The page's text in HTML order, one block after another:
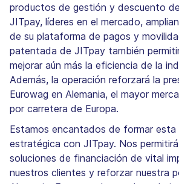
productos de gestión y descuento
JITpay, líderes en el mercado,
de su plataforma de pagos y
patentada de JITpay también
mejorar aún más la eficiencia de la
Además, la operación reforzará la
Eurowag en Alemania, el mayor
por carretera de Europa.
Estamos encantados de formar esta
estratégica con JITpay. Nos
soluciones de financiación de vital
nuestros clientes y reforzar nuestra